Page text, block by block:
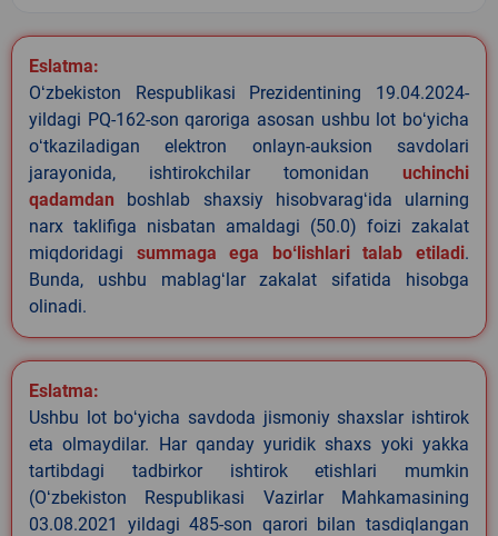
Eslatma:
Oʻzbekiston Respublikasi Prezidentining 19.04.2024-
yildagi PQ-162-son qaroriga asosan ushbu lot boʻyicha
oʻtkaziladigan elektron onlayn-auksion savdolari
jarayonida, ishtirokchilar tomonidan uchinchi
qadamdan boshlab shaxsiy hisobvaragʻida ularning
narx taklifiga nisbatan amaldagi (50.0) foizi zakalat
miqdoridagi summaga ega boʻlishlari talab etiladi.
Bunda, ushbu mablagʻlar zakalat sifatida hisobga
olinadi.
Eslatma:
Ushbu lot boʻyicha savdoda jismoniy shaxslar ishtirok
eta olmaydilar. Har qanday yuridik shaxs yoki yakka
tartibdagi tadbirkor ishtirok etishlari mumkin
(Oʻzbekiston Respublikasi Vazirlar Mahkamasining
03.08.2021 yildagi 485-son qarori bilan tasdiqlangan